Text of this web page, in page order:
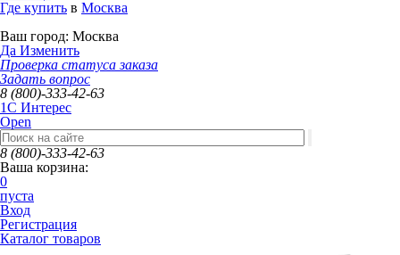
Где купить в Москва
Ваш город: Москва
Да Изменить
Проверка статуса заказа
Задать вопрос
8 (800)-333-42-63
1C Интерес
Open
8 (800)-333-42-63
Ваша корзина:
0
пуста
Вход
Регистрация
Каталог товаров